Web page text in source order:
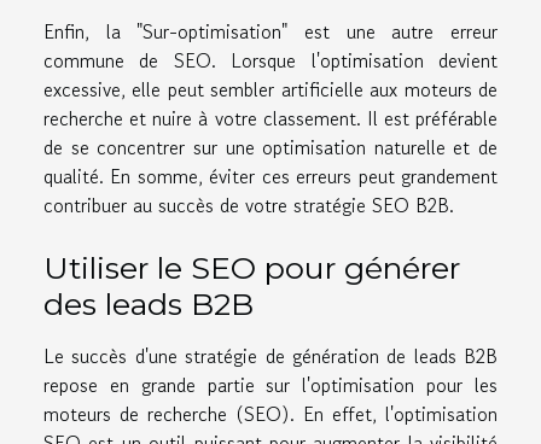
Enfin, la "Sur-optimisation" est une autre erreur
commune de SEO. Lorsque l'optimisation devient
excessive, elle peut sembler artificielle aux moteurs de
recherche et nuire à votre classement. Il est préférable
de se concentrer sur une optimisation naturelle et de
qualité. En somme, éviter ces erreurs peut grandement
contribuer au succès de votre stratégie SEO B2B.
Utiliser le SEO pour générer
des leads B2B
Le succès d'une stratégie de génération de leads B2B
repose en grande partie sur l'optimisation pour les
moteurs de recherche (SEO). En effet, l'optimisation